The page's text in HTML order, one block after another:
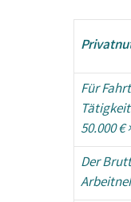
Für
50.000 €
Der